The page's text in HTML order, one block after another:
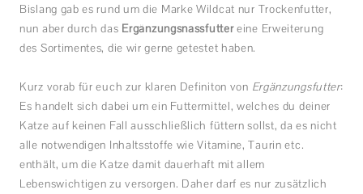
Bislang gab es rund um die Marke Wildcat nur Trockenfutter,
nun aber durch das Ergänzungsnassfuttereine Erweiterung
des Sortimentes, die wir gerne getestet haben.
Kurz vorab für euch zur klaren Definiton von Ergänzungsfutter:
Es handelt sich dabei um ein Futtermittel, welches du deiner
Katze auf keinen Fall ausschließlich füttern sollst, da es nicht
alle notwendigen Inhaltsstoffe wie Vitamine, Taurin etc.
enthält, um die Katze damit dauerhaft mit allem
Lebenswichtigen zu versorgen. Daher darf es nur zusätzlich